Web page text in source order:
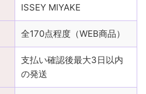
ISSEY MIYAKE
全170点程度（WEB商品）
支払い確認後最大3日以内
の発送